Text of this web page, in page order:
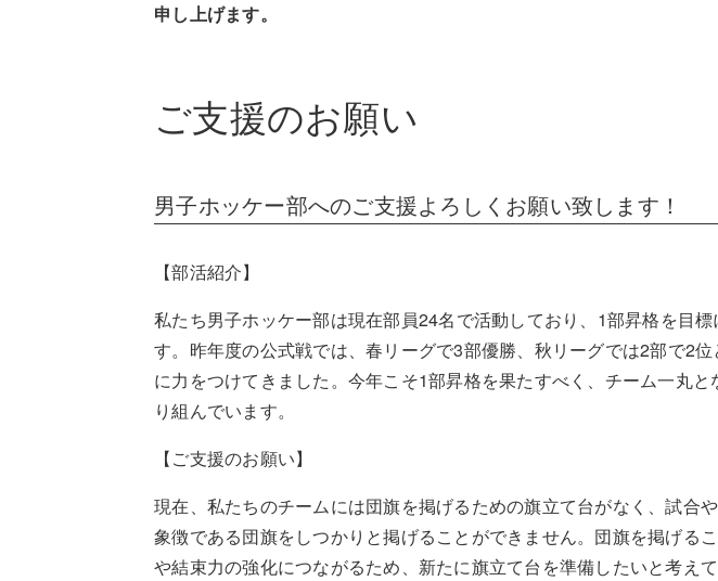
申し上げます。
ご支援のお願い
男子ホッケー部へのご支援よろしくお願い致します！
【部活紹介】
私たち男子ホッケー部は現在部員24名で活動しており、1部昇格を目
す。昨年度の公式戦では、春リーグで3部優勝、秋リーグでは2部で2
に力をつけてきました。今年こそ1部昇格を果たすべく、チーム一丸と
り組んでいます。
【ご支援のお願い】
現在、私たちのチームには団旗を掲げるための旗立て台がなく、試合
象徴である団旗をしつかりと掲げることができません。団旗を掲げる
や結束力の強化につながるため、新たに旗立て台を準備したいと考えて